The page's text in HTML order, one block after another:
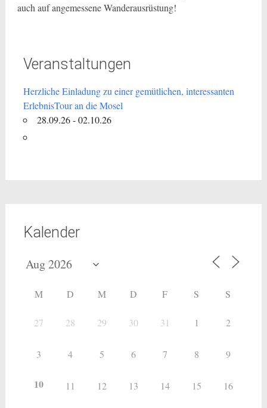
auch auf angemessene Wanderausrüstung!
Veranstaltungen
Herzliche Einladung zu einer gemütlichen, interessanten
ErlebnisTour an die Mosel
28.09.26 - 02.10.26
Kalender
M D M D F S S
27 28 29 30 31 1 2
3 4 5 6 7 8 9
10 11 12 13 14 15 16